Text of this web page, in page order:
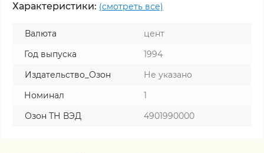
Характеристики: (смотреть все)
Валюта
цент
Год выпуска
1994
Издательство_Озон
Не указано
Номинал
1
Озон ТН ВЭД
4901990000